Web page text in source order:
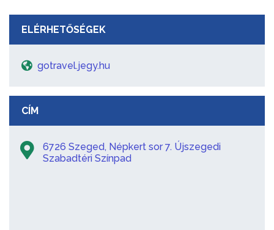
ELÉRHETŐSÉGEK
gotravel.jegy.hu
CÍM
6726 Szeged, Népkert sor 7. Újszegedi
Szabadtéri Színpad